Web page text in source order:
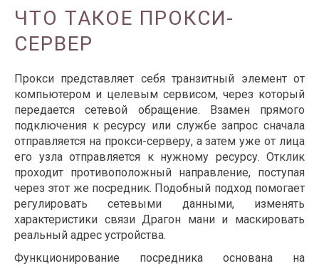
ЧТО ТАКОЕ ПРОКСИ-
СЕРВЕР
Прокси представляет себя транзитный элемент от
компьютером и целевым сервисом, через который
передается сетевой обращение. Взамен прямого
подключения к ресурсу или службе запрос сначала
отправляется на прокси-серверу, а затем уже от лица
его узла отправляется к нужному ресурсу. Отклик
проходит противоположный направление, поступая
через этот же посредник. Подобный подход помогает
регулировать сетевыми данными, изменять
характеристики связи Драгон мани и маскировать
реальный адрес устройства.
Функционирование посредника основана на